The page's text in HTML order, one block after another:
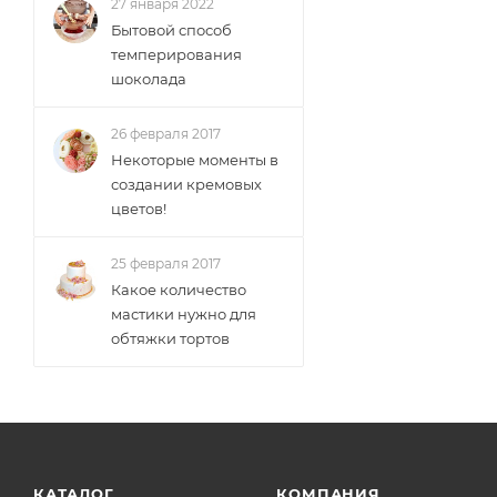
27 января 2022
Бытовой способ
темперирования
шоколада
26 февраля 2017
Некоторые моменты в
создании кремовых
цветов!
25 февраля 2017
Какое количество
мастики нужно для
обтяжки тортов